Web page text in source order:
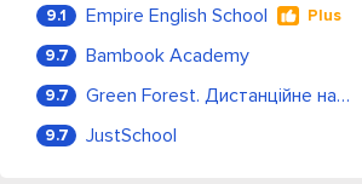
9.1 Empire English School Plus
9.7 Bambook Academy
9.7 Green Forest. Дистанційне навчання
9.7 JustSchool